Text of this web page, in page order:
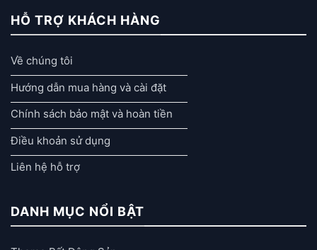
HỖ TRỢ KHÁCH HÀNG
Về chúng tôi
Hướng dẫn mua hàng và cài đặt
Chính sách bảo mật và hoàn tiền
Điều khoản sử dụng
Liên hệ hỗ trợ
DANH MỤC NỔI BẬT